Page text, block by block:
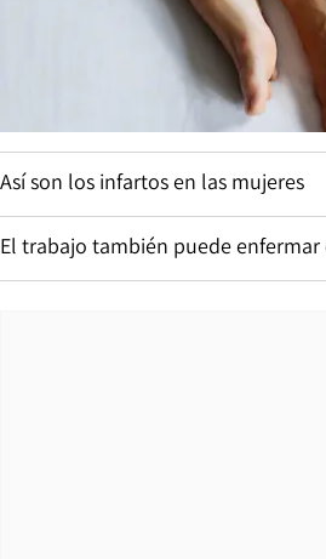
Así son los infartos en las mujeres
El trabajo también puede enfermar